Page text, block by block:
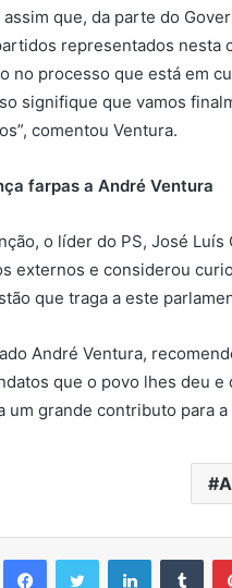
que, da parte do
representados nesta
no processo que está em
signifique que vamos
comentou Ventura.
farpas a André Ventura
o líder do PS, José
externos e considerou
que traga a este
André Ventura,
que o povo lhes deu
um grande contributo para a
FacebookTwitter Linkedin